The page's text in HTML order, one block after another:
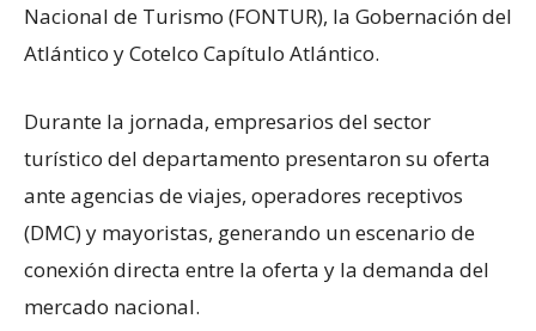
Nacional de Turismo (FONTUR), la Gobernación del
Atlántico y Cotelco Capítulo Atlántico.
Durante la jornada, empresarios del sector
turístico del departamento presentaron su oferta
ante agencias de viajes, operadores receptivos
(DMC) y mayoristas, generando un escenario de
conexión directa entre la oferta y la demanda del
mercado nacional.